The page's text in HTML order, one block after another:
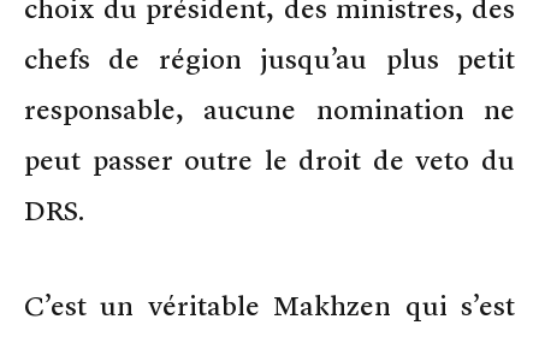
choix du président, des ministres, des
chefs de région jusqu’au plus petit
responsable, aucune nomination ne
peut passer outre le droit de veto du
DRS.
C’est un véritable Makhzen qui s’est